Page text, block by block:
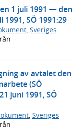
1 juli 1991 — den
SÖ 1991:29
, Sveriges
av avtalet den
(SÖ
juni 1991, SÖ
Sveriges